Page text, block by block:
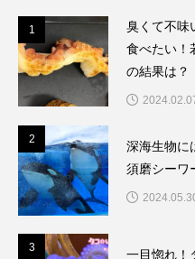
1
臭くて不味
食べたい！
の結果は？
2
深海生物に
須磨シーワ
3
一目惚れ！